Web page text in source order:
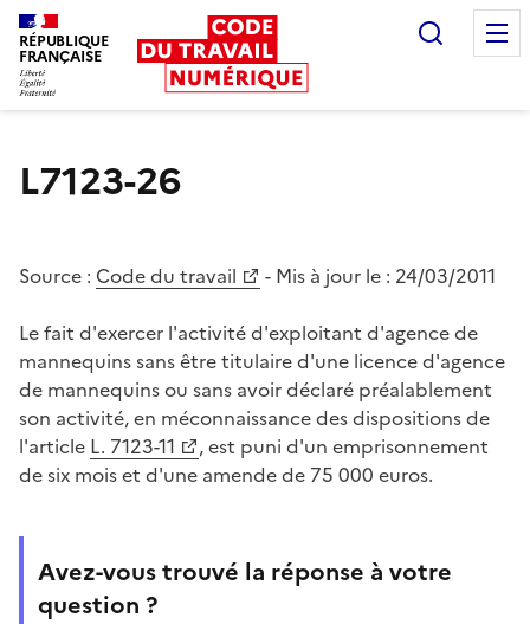
RÉPUBLIQUE
FRANÇAISE
L7123-26
Source : Code du travail - Mis à jour le : 24/03/2011
Le fait d'exercer l'activité d'exploitant d'agence de
mannequins sans être titulaire d'une licence d'agence
de mannequins ou sans avoir déclaré préalablement
son activité, en méconnaissance des dispositions de
l'article L. 7123-11
, est puni d'un emprisonnement
de six mois et d'une amende de 75 000 euros.
Avez-vous trouvé la réponse à votre
question ?